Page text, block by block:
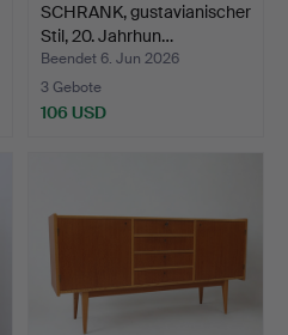
SCHRANK, gustavianischer
Stil, 20. Jahrhun…
Beendet 6. Jun 2026
3 Gebote
106 USD